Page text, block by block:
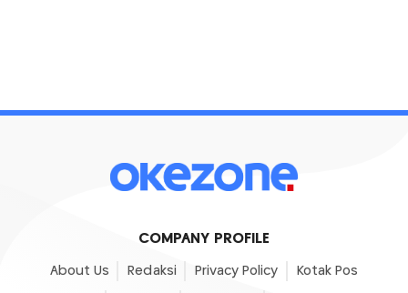
COMPANY PROFILE
About Us Redaksi Privacy Policy Kotak Pos